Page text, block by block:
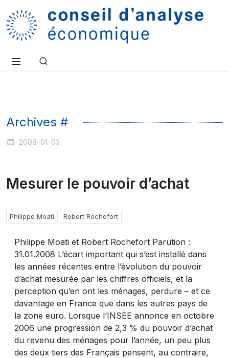
Archives #
2008-01-03
Mesurer le pouvoir d’achat
Philippe Moati Robert Rochefort
Philippe Moati et Robert Rochefort Parution :
31.01.2008 L’écart important qui s’est installé dans
les années récentes entre l’évolution du pouvoir
d’achat mesurée par les chiffres officiels, et la
perception qu’en ont les ménages, perdure – et ce
davantage en France que dans les autres pays de
la zone euro. Lorsque l’INSEE annonce en octobre
2006 une progression de 2,3 % du pouvoir d’achat
du revenu des ménages pour l’année, un peu plus
des deux tiers des Français pensent, au contraire,